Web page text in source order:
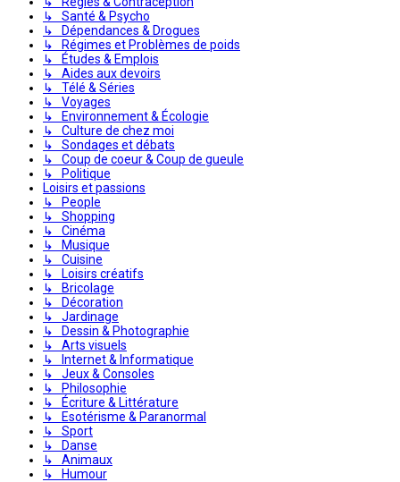
↳ Santé & Psycho
↳ Dépendances & Drogues
↳ Régimes et Problèmes de poids
↳ Études & Emplois
↳ Aides aux devoirs
↳ Télé & Séries
↳ Voyages
↳ Environnement & Écologie
↳ Culture de chez moi
↳ Sondages et débats
↳ Coup de coeur & Coup de gueule
↳ Politique
Loisirs et passions
↳ People
↳ Shopping
↳ Cinéma
↳ Musique
↳ Cuisine
↳ Loisirs créatifs
↳ Bricolage
↳ Décoration
↳ Jardinage
↳ Dessin & Photographie
↳ Arts visuels
↳ Internet & Informatique
↳ Jeux & Consoles
↳ Philosophie
↳ Écriture & Littérature
↳ Esotérisme & Paranormal
↳ Sport
↳ Danse
↳ Animaux
↳ Humour